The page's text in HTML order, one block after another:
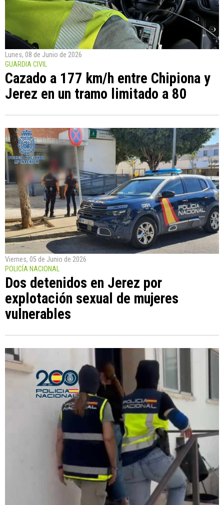
Lunes, 08 de Junio de 2026
GUARDIA CIVIL
Cazado a 177 km/h entre Chipiona y
Jerez en un tramo limitado a 80
Viernes, 05 de Junio de 2026
POLICÍA NACIONAL
Dos detenidos en Jerez por
explotación sexual de mujeres
vulnerables